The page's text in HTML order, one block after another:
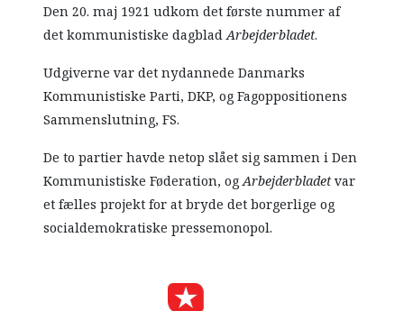
Den 20. maj 1921 udkom det første nummer af
det kommunistiske dagbladArbejderbladet.
Udgiverne var det nydannede Danmarks
Kommunistiske Parti, DKP, og Fagoppositionens
Sammenslutning, FS.
De to partier havde netop slået sig sammen i Den
Kommunistiske Føderation, ogArbejderbladetvar
et fælles projekt for at bryde det borgerlige og
socialdemokratiske pressemonopol.